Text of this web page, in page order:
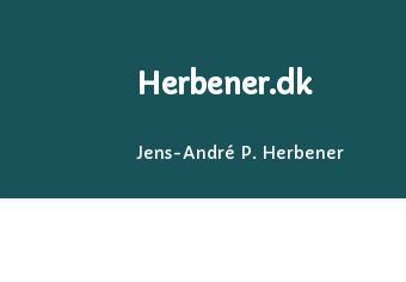
Herbener.dk
Jens-André P. Herbener